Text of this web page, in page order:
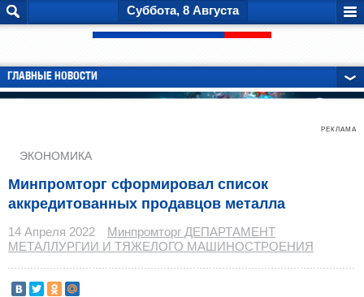
Суббота, 8 Августа
ГЛАВНЫЕ НОВОСТИ
РЕКЛАМА
ЭКОНОМИКА
Минпромторг сформировал список
аккредитованных продавцов металла
14 Апреля 2022
Минпромторг ДЕПАРТАМЕНТ
МЕТАЛЛУРГИИ И ТЯЖЕЛОГО МАШИНОСТРОЕНИЯ